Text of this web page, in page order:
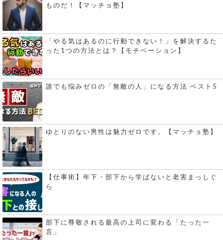
ものだ！【マッチョ塾】
「やる気はあるのに行動できない！」を解決するた
った1つの方法とは？【モチベーション】
誰でも悩みゼロの「無敵の人」になる方法 ベスト5
ゆとりのない男性は魅力ゼロです。【マッチョ塾】
【仕事術】年下・部下から学ばないと老害まっしぐ
ら
部下に尊敬される最高の上司に変わる「たった一
言」